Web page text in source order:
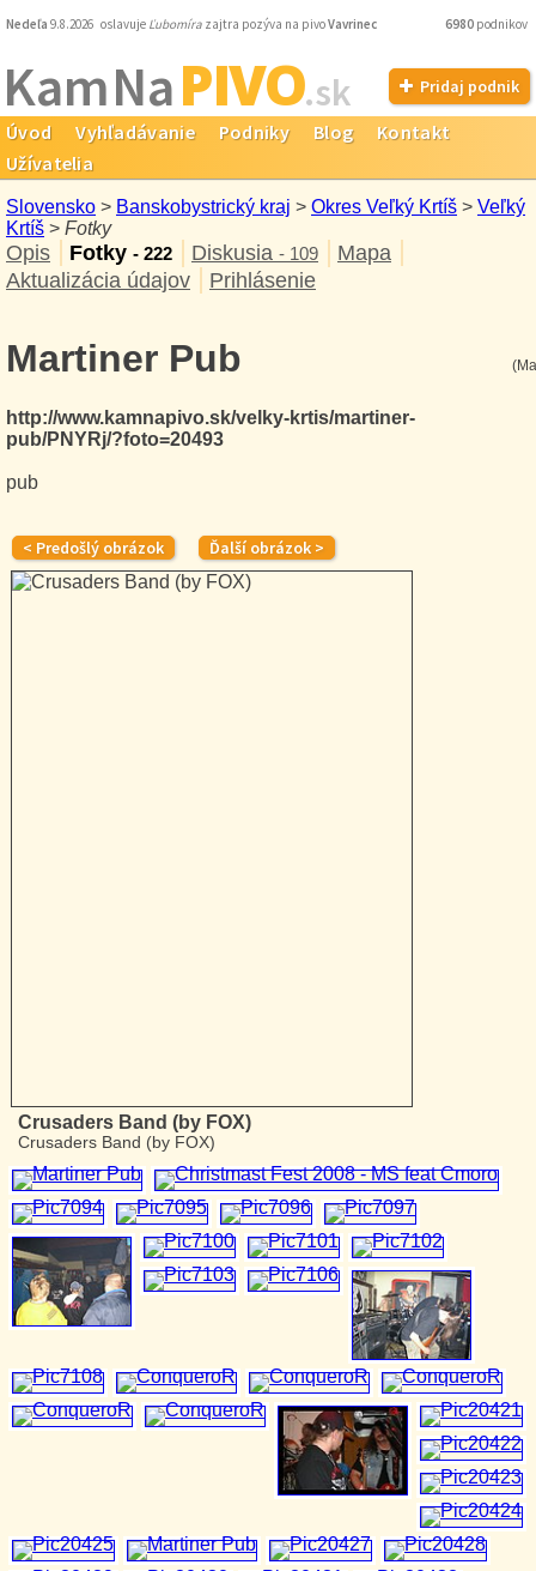
Nedeľa 9.8.2026 oslavuje Ľubomíra zajtra pozýva na pivoVavrinec 6980 podnikov
Kam NaPIVO.sk Pridaj podnik
Úvod Vyhľadávanie Podniky Blog
Kontakt
Užívatelia
Slovensko > Banskobystrický kraj > Okres Veľký Krtíš > Veľký
Krtíš > Fotky
Opis Fotky - 222 Diskusia - 109
Mapa
Aktualizácia údajov
Prihlásenie
Martiner Pub
http://www.kamnapivo.sk/velky-krtis/martiner-
pub/PNYRj/?foto=20493
pub
Crusaders Band (by FOX)
Crusaders Band (by FOX)